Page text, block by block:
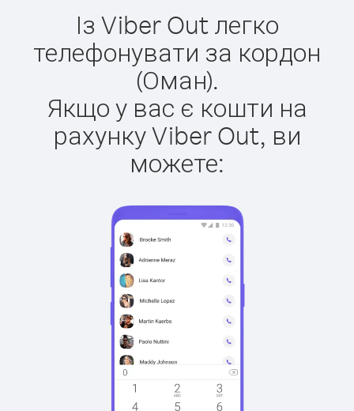
Із Viber Out легко
телефонувати за кордон
(Оман).
Якщо у вас є кошти на
рахунку Viber Out, ви
можете: